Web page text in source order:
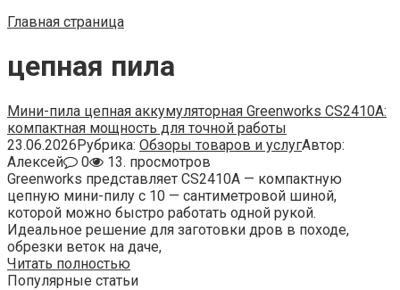
Главная страница
цепная пила
Мини-пила цепная аккумуляторная Greenworks CS2410A:
компактная мощность для точной работы
23.06.2026Рубрика: Обзоры товаров и услугАвтор:
Алексей
0
13. просмотров
Greenworks представляет CS2410A — компактную
цепную мини-пилу с 10 — сантиметровой шиной,
которой можно быстро работать одной рукой.
Идеальное решение для заготовки дров в походе,
обрезки веток на даче,
Читать полностью
Популярные статьи